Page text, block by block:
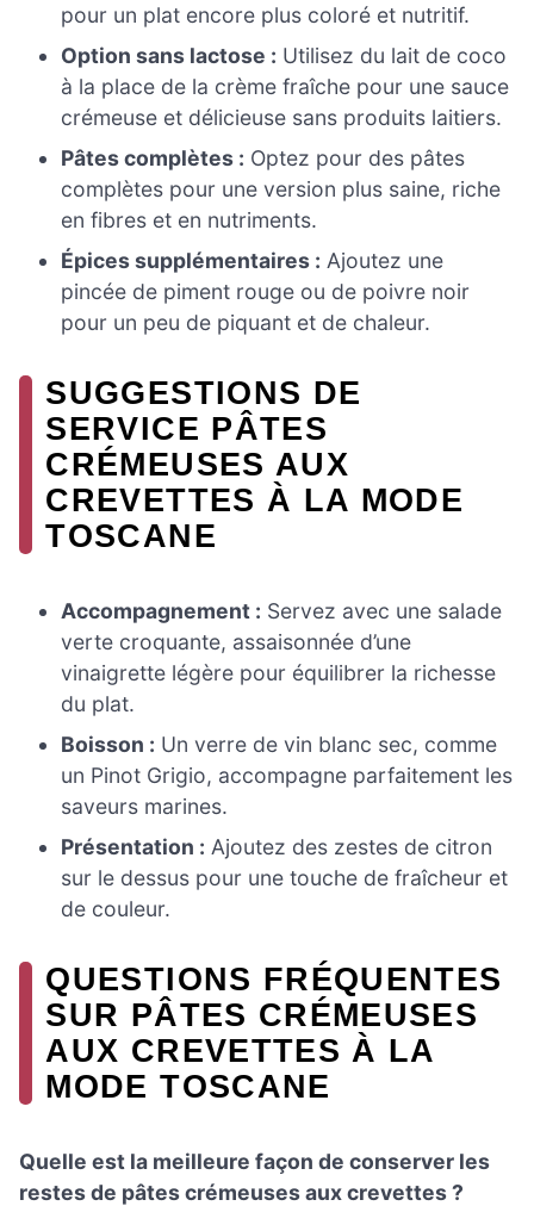
pour un plat encore plus coloré et nutritif.
Option sans lactose : Utilisez du lait de coco
à la place de la crème fraîche pour une sauce
crémeuse et délicieuse sans produits laitiers.
Pâtes complètes : Optez pour des pâtes
complètes pour une version plus saine, riche
en fibres et en nutriments.
Épices supplémentaires : Ajoutez une
pincée de piment rouge ou de poivre noir
pour un peu de piquant et de chaleur.
SUGGESTIONS DE
SERVICE PÂTES
CRÉMEUSES AUX
CREVETTES À LA MODE
TOSCANE
Accompagnement : Servez avec une salade
verte croquante, assaisonnée d’une
vinaigrette légère pour équilibrer la richesse
du plat.
Boisson : Un verre de vin blanc sec, comme
un Pinot Grigio, accompagne parfaitement les
saveurs marines.
Présentation : Ajoutez des zestes de citron
sur le dessus pour une touche de fraîcheur et
de couleur.
QUESTIONS FRÉQUENTES
SUR PÂTES CRÉMEUSES
AUX CREVETTES À LA
MODE TOSCANE
Quelle est la meilleure façon de conserver les
restes de pâtes crémeuses aux crevettes ?